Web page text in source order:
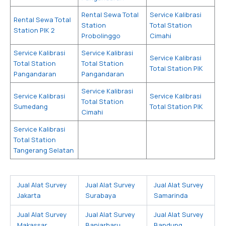
Rental Sewa Total
Station PIK 2
Rental Sewa Total
Station
Probolinggo
Service Kalibrasi
Total Station
Cimahi
Service Kalibrasi
Total Station
Pangandaran
Service Kalibrasi
Total Station
Pangandaran
Service Kalibrasi
Total Station PIK
Service Kalibrasi
Sumedang
Service Kalibrasi
Total Station
Cimahi
Service Kalibrasi
Total Station PIK
Service Kalibrasi
Total Station
Tangerang Selatan
Jual Alat Survey
Jakarta
Jual Alat Survey
Surabaya
Jual Alat Survey
Samarinda
Jual Alat Survey
Jual Alat Survey
Jual Alat Survey